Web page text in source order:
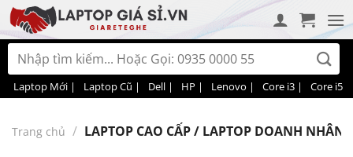
Bỏ
qua
nội
dung
Tìm
kiếm:
Laptop Mới | Laptop Cũ | Dell | HP | Lenovo | Core i3 | Core i5 |
Trang chủ / LAPTOP CAO CẤP / LAPTOP DOANH NHÂN